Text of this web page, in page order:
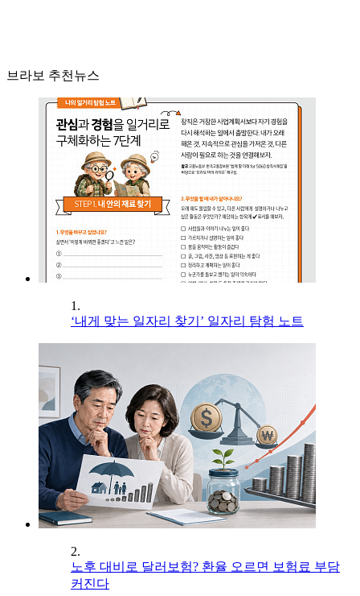
브라보 추천뉴스
1.
‘내게 맞는 일자리 찾기’ 일자리 탐험 노트
2.
노후 대비로 달러보험? 환율 오르면 보험료 부담
커진다